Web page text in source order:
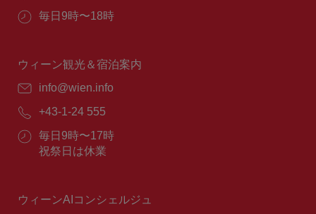
営
間：
毎日9時〜18時
ウィーン観光＆宿泊案内
E
ー
ル：
info@wien.info
電
番
号：
+43-1-24 555
営
業
毎日9時〜17時
祝祭日は休業
ウィーンAIコンシェルジュ